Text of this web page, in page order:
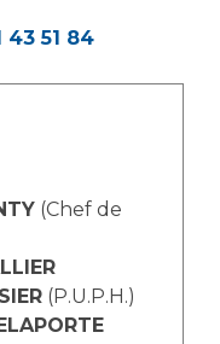
43 51 84
(Chef de
(P.U.P.H.)